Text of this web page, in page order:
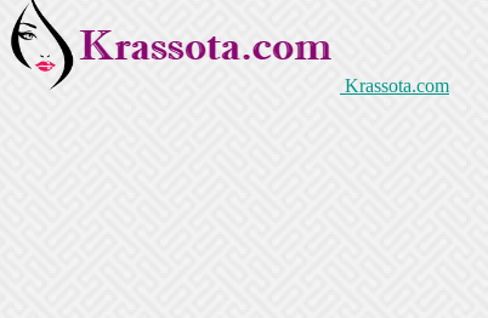
Krassota.com